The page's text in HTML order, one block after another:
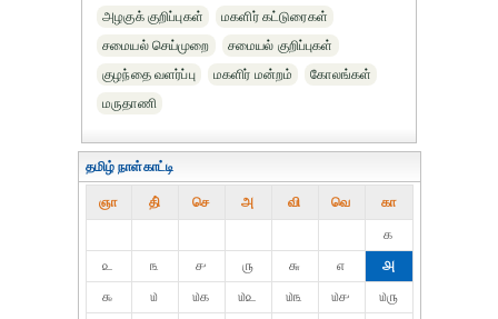
அழகுக் குறிப்புகள்
மகளிர் கட்டுரைகள்
சமையல் செய்முறை
சமையல் குறிப்புகள்
குழந்தை வளர்ப்பு
மகளிர் மன்றம்
கோலங்கள்
மருதாணி
தமிழ் நாள்காட்டி
ஞா தி் செ அ வி வெ கா
௧
௨
௩ ௪ ௫ ௬ ௭
௮
௯
௰ ௰௧ ௰௨ ௰௩ ௰௪
௰௫